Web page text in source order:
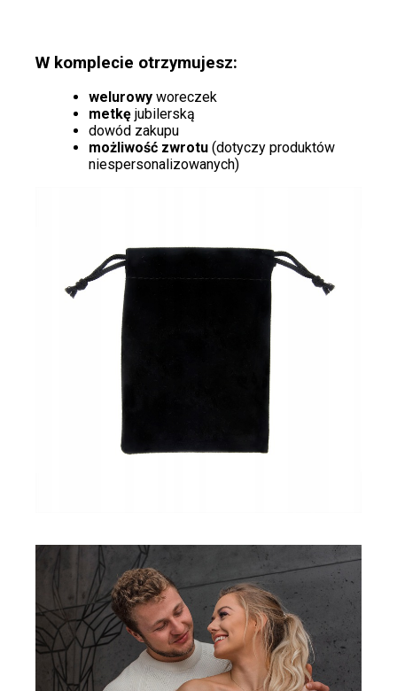
W komplecie otrzymujesz:
welurowy woreczek
metkę jubilerską
dowód zakupu
możliwość zwrotu (dotyczy produktów
niespersonalizowanych)